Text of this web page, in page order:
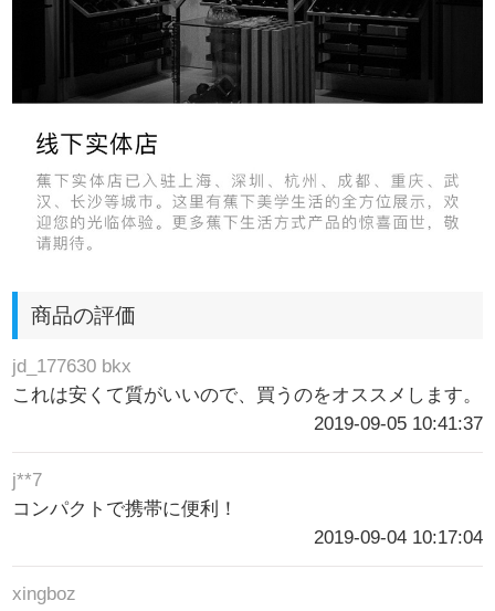
商品の評価
jd_177630 bkx
これは安くて質がいいので、買うのをオススメします。
2019-09-05 10:41:37
j**7
コンパクトで携帯に便利！
2019-09-04 10:17:04
xingboz